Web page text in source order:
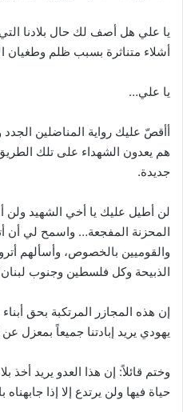
يا علي هل أصف لك حال بلادنا
أشلاء متناثرة بسبب ظلم وطغيان
يا علي…
أأقصّ عليك رواية المناضلين
هم يعدون الشهداء على تلك
جديدة.
لن أطيل عليك يا أخي الشهيد ولن
المحزنة المفجعة… واسمح لي أن
والقوميين بالخصوص، وأسألهم
الذبيحة وكل فلسطين وجنوب
إن هذه المجازر المرتكبة بحق
يهودي يريد إبادتنا جميعاً بمعزل
وختم قائلاً: إن هذا العدو يريد أخذ
حياة فيها ولن يرتدع إلا إذا جابهناه